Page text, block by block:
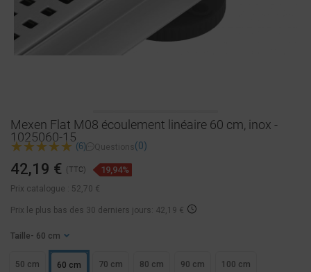
Mexen Flat M08 écoulement linéaire 60 cm, inox -
1025060-15
(6) Questions (0)
Prix catalogue : 52,70 €
42,19 € (TTC) 19,94%
Prix ​​le plus bas des 30 derniers jours: 42,19 €
Taille - 60 cm
50 cm 60 cm 70 cm 80 cm 90 cm 100 cm